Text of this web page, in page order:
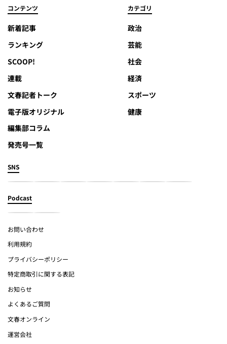
コンテンツ
新着記事
ランキング
SCOOP!
連載
文春記者トーク
電子版オリジナル
編集部コラム
発売号一覧
カテゴリ
政治
芸能
社会
経済
スポーツ
健康
SNS
Podcast
お問い合わせ
利用規約
プライバシーポリシー
特定商取引に関する表記
お知らせ
よくあるご質問
文春オンライン
運営会社